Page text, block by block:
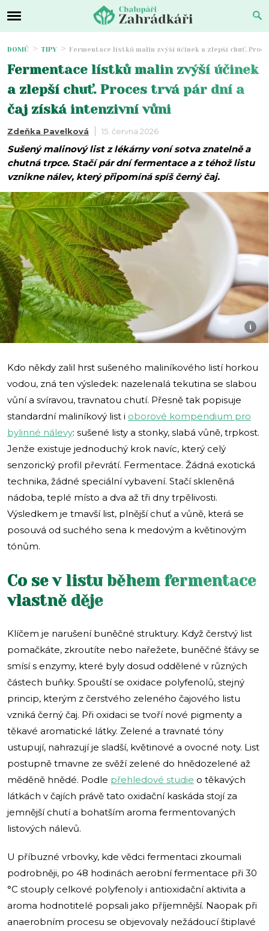
DOMŮ TIPY Fermentace lístků malin zvýší účinek a zlepší chuť.
Fermentace lístků malin zvýší účinek
a zlepší chuť. Proces trvá pár dní a
čaj získá intenzivní vůni
Zdeňka Pavelková 15. června 2026
Sušený malinový list z lékárny voní sotva znatelně a
chutná trpce. Stačí pár dní fermentace a z téhož listu
vznikne nálev, který připomíná spíš černý čaj.
i
Kdo někdy zalil hrst sušeného maliníkového listí horkou
vodou, zná ten výsledek: nazelenalá tekutina se slabou
vůní a svíravou, travnatou chutí. Přesně tak popisuje
standardní maliníkový list i oborové kompendium pro
bylinné nálevy: sušené listy a stonky, slabá vůně, trpkost.
Jenže existuje jednoduchý krok navíc, který celý
senzorický profil převrátí. Fermentace. Žádná exotická
technika, žádné speciální vybavení. Stačí skleněná
nádoba, teplé místo a dva až tři dny trpělivosti.
Výsledkem je tmavší list, plnější chuť a vůně, která se
posouvá od suchého sena k medovým a květinovým
tónům.
Co se v listu během fermentace
vlastně děje
Klíčem je narušení buněčné struktury. Když čerstvý list
pomačkáte, zkroutíte nebo nařežete, buněčné šťávy se
smísí s enzymy, které byly dosud oddělené v různých
částech buňky. Spouští se oxidace polyfenolů, stejný
princip, kterým z čerstvého zeleného čajového listu
vzniká černý čaj. Při oxidaci se tvoří nové pigmenty a
těkavé aromatické látky. Zelené a travnaté tóny
ustupují, nahrazují je sladší, květinové a ovocné noty. List
postupně tmavne ze svěží zelené do hnědozelené až
měděně hnědé. Podle přehledové studie o těkavých
látkách v čajích právě tato oxidační kaskáda stojí za
jemnější chutí a bohatším aroma fermentovaných
listových nálevů.
U příbuzné vrbovky, kde vědci fermentaci zkoumali
podrobněji, po 48 hodinách aerobní fermentace při 30
°C stouply celkové polyfenoly i antioxidační aktivita a
aroma hodnotitelé popsali jako příjemnější. Naopak při
anaerobním procesu se objevovaly nežádoucí štiplavé